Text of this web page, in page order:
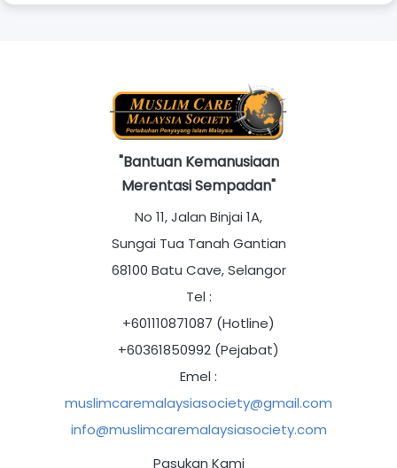
"Bantuan Kemanusiaan
Merentasi Sempadan"
No 11, Jalan Binjai 1A,
Sungai Tua Tanah Gantian
68100 Batu Cave, Selangor
Tel :
+601110871087 (Hotline)
+60361850992 (Pejabat)
Emel :
muslimcaremalaysiasociety@gmail.com
info@muslimcaremalaysiasociety.com
Pasukan Kami